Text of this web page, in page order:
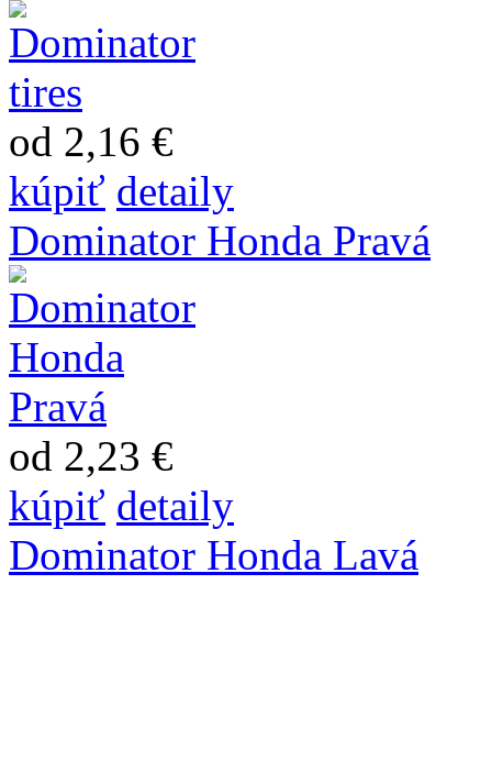
od 2,16 €
kúpiť detaily
Dominator Honda Pravá
od 2,23 €
kúpiť detaily
Dominator Honda Lavá